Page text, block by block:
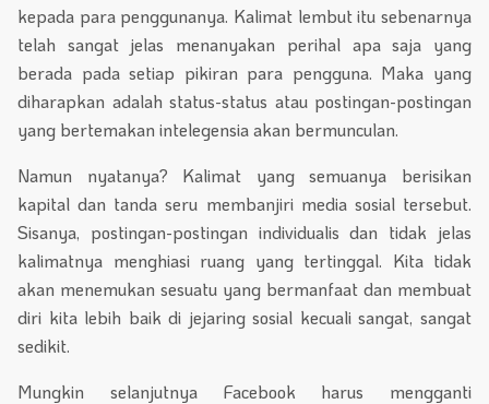
kepada para penggunanya. Kalimat lembut itu sebenarnya
telah sangat jelas menanyakan perihal apa saja yang
berada pada setiap pikiran para pengguna. Maka yang
diharapkan adalah status-status atau postingan-postingan
yang bertemakan intelegensia akan bermunculan.
Namun nyatanya? Kalimat yang semuanya berisikan
kapital dan tanda seru membanjiri media sosial tersebut.
Sisanya, postingan-postingan individualis dan tidak jelas
kalimatnya menghiasi ruang yang tertinggal. Kita tidak
akan menemukan sesuatu yang bermanfaat dan membuat
diri kita lebih baik di jejaring sosial kecuali sangat, sangat
sedikit.
Mungkin selanjutnya Facebook harus mengganti